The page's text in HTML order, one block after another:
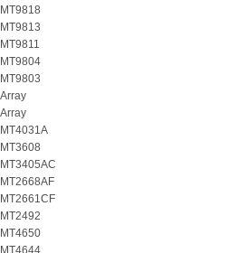
MT9818
MT9813
MT9811
MT9804
MT9803
Array
Array
MT4031A
MT3608
MT3405AC
MT2668AF
MT2661CF
MT2492
MT4650
MT4644